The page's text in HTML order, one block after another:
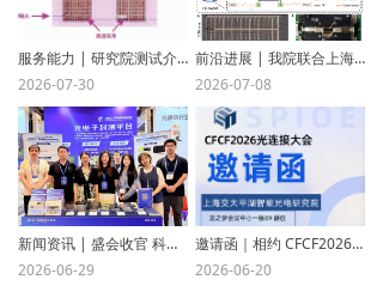
联系我们
服务能力 | 研究院测试介绍（3）67G-LCA S 参数及 TDR 测试：高频解析，验证传输链路 “阻抗可靠性” 服务能力
2026-07-30
前沿进展 | 我院联合上海交通大学和相关合作单位，在集成微波光子多波束形成核心技术领域取得重要突破性进展
2026-07-08
新闻资讯 | 盛会收官 科创出彩，我院圆满落幕 CFCF2026 光连接大会
2026-06-29
邀请函｜相约 CFCF2026 光连接大会，上海交大平湖智能光电研究院 B9 展位静候莅临
2026-06-20